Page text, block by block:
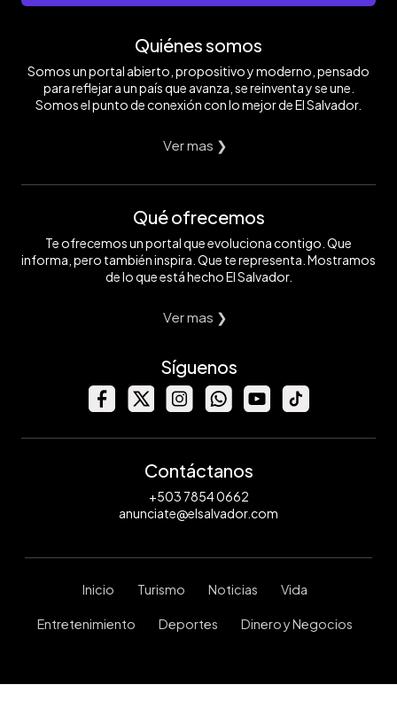
Quiénes somos
Somos un portal abierto, propositivo y moderno, pensado
para reflejar a un país que avanza, se reinventa y se une.
Somos el punto de conexión con lo mejor de El Salvador.
Ver mas ❯
Qué ofrecemos
Te ofrecemos un portal que evoluciona contigo. Que
informa, pero también inspira. Que te representa. Mostramos
de lo que está hecho El Salvador.
Ver mas ❯
Síguenos
Contáctanos
+503 7854 0662
anunciate@elsalvador.com
Inicio Turismo Noticias Vida
Entretenimiento Deportes Dinero y Negocios